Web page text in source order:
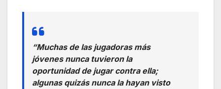
“Muchas de las jugadoras más
jóvenes nunca tuvieron la
oportunidad de jugar contra ella;
algunas quizás nunca la hayan visto